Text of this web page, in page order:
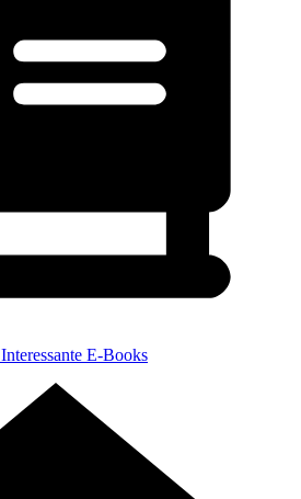
Interessante E-Books